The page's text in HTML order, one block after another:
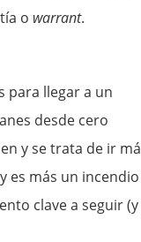
o warrant.
para llegar a un
desde cero
y se trata de ir
es más un incendio
clave a seguir (y